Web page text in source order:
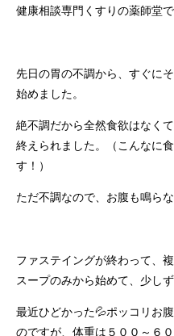
健康相談専門くすりの薬師堂で
先日の胃の不調から、すぐに
始めました。
絶不調だから全然食欲はなく
終えられました。（こんなに
す！）
ただ不調なので、お腹も鳴ら
ファステイングが終わって、
スープのみから始めて、少し
最近ひどかった💦ポッコリお
のですが、体重は５００～６